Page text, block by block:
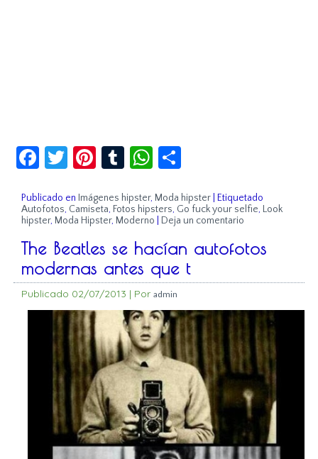
Facebook
Twitter
Pinterest
TumblrWhatsApp
Publicado en Imágenes hipster, Moda hipster |Etiquetado
Autofotos, Camiseta, Fotos hipsters, Go fuck your selfie, Look
hipster, Moda Hipster, Moderno Deja un comentario
The Beatles se hacían autofotos
modernas antes que t
Publicado 02/07/2013 | Por admin